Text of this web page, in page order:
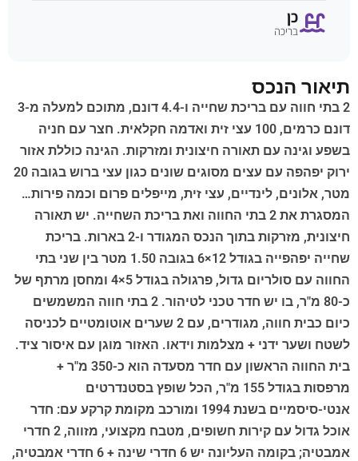
כן
בריכה
תיאור הנכס
2 בתי חווה עם בריכת שחייה ו-4.4 דונם, מתוכם למעלה מ-3
דונם כרמים, 100 עצי זית ואדמה חקלאית. חצר עם חניה
בשפע וגינה עם תאורה חיצונית ומזרקות. הגינה כוללת אזור
ירוק יפהפה עם עצים מסוגים שונים כגון עצי ברוש בגובה 20
מטר, אלונים, לינדיים, עצי זית, מייפלים פרום וכמה פירות…
המסגרת את 2 בתי החווה ואת בריכת השחייה. יש תאורה
חיצונית, מזרקות בתוך הנכס המגודר ו-2 בארות. בריכת
שחייה יפהפייה בגודל 12×6 בגובה 1.50 מטר בין שני בתי
החווה עם סולריום גדול, פרגולה בגודל 5×4 ומחסן מרתף של
כ-80 מ"ר, בו יש חדר טכני לטיהור. 2 בתי חווה המשמשים
כיום כבית חווה, מגודרים, עם 2 שערים אוטומטיים לכניסה
לשטח ושער ידני + מצלמות וידאו. האזור מוגן עם איסור ציד.
בית החווה הראשון עם חדר מסעדה הוא כ-350 מ"ר +
מרפסות בגודל 155 מ"ר, הכל שופץ בסטנדרטים
אנטי-סיסמיים בשנת 1994 ומורכב מקומת קרקע עם: חדר
אוכל גדול עם קירות חשופים, מטבח מקצועי, מזווה, 2 חדרי
אמבטיה; בקומה העליונה יש 6 חדרי שינה + 6 חדרי אמבטיה,